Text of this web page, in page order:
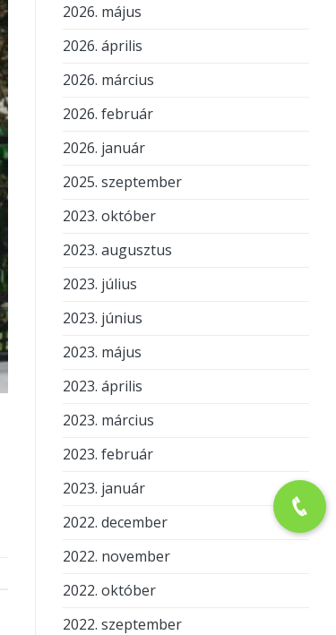
2026. május
2026. április
2026. március
2026. február
2026. január
2025. szeptember
2023. október
2023. augusztus
2023. július
2023. június
2023. május
2023. április
2023. március
2023. február
2023. január
2022. december
2022. november
2022. október
2022. szeptember